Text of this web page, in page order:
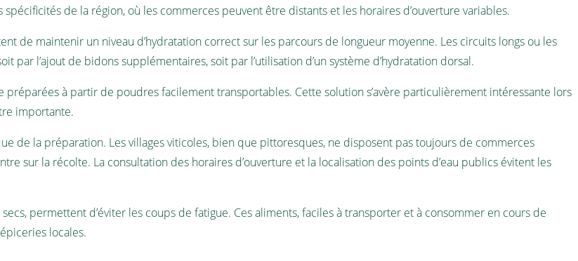
de la région, où les commerces peuvent être distants et les horaires d’ouverture variables.
de maintenir un niveau d’hydratation correct sur les parcours de longueur moyenne. Les circuits longs ou les
l’ajout de bidons supplémentaires, soit par l’utilisation d’un système d’hydratation dorsal.
préparées à partir de poudres facilement transportables. Cette solution s’avère particulièrement intéressante lors
importante.
de la préparation. Les villages viticoles, bien que pittoresques, ne disposent pas toujours de commerces
sur la récolte. La consultation des horaires d’ouverture et la localisation des points d’eau publics évitent les
permettent d’éviter les coups de fatigue. Ces aliments, faciles à transporter et à consommer en cours de
locales.